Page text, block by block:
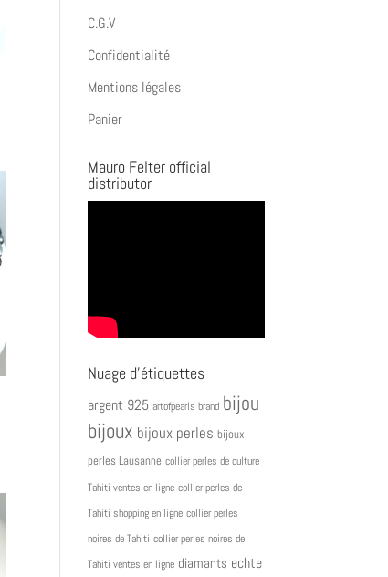
C.G.V
Confidentialité
Mentions légales
Panier
Mauro Felter official
distributor
Nuage d’étiquettes
argent 925 artofpearls brand bijou
bijoux bijoux perles bijoux
perles Lausanne collier perles de culture
Tahiti ventes en ligne collier perles de
Tahiti shopping en ligne collier perles
noires de Tahiti collier perles noires de
Tahiti ventes en ligne diamants echte